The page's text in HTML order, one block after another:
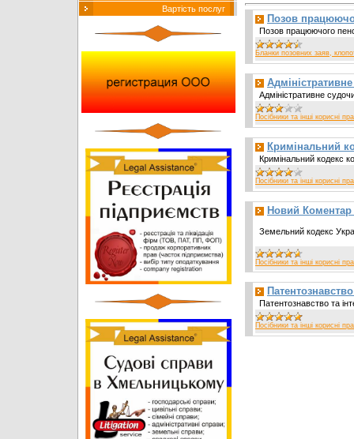
Вартість послуг
Позов
Позов працюючого
Бланки позовних заяв,
Адміністративне
Посібники та інші корисні
Кримінальний
Кримінальний кодекс
Посібники та інші корисні
Новий Коментар
Земельний кодекс
Посібники та інші корисні
Патентознавство та
Посібники та інші корисні